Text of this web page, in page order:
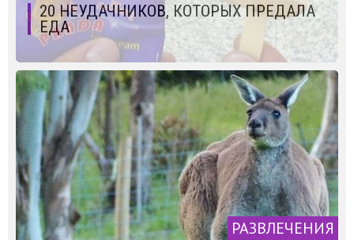
20 НЕУДАЧНИКОВ, КОТОРЫХ ПРЕДАЛА
ЕДА
РАЗВЛЕЧЕНИЯ